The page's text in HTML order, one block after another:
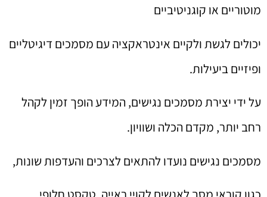
מוטוריים או קוגניטיביים
יכולים לגשת ולקיים אינטראקציה עם מסמכים דיגיטליים
ופיזיים ביעילות.
על ידי יצירת מסמכים נגישים, המידע הופך זמין לקהל
רחב יותר, מקדם הכלה ושוויון.
מסמכים נגישים נועדו להתאים לצרכים והעדפות שונות,